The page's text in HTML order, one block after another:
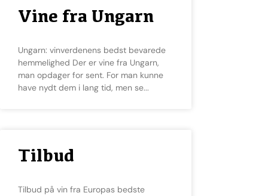
Vine fra Ungarn
Ungarn: vinverdenens bedst bevarede
hemmelighed Der er vine fra Ungarn,
man opdager for sent. For man kunne
have nydt dem i lang tid, men se
Tilbud
Tilbud på vin fra Europas bedste